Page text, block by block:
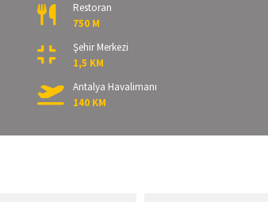
Restoran
750 M
Şehir Merkezi
1,5 KM
Antalya Havalimanı
140 KM